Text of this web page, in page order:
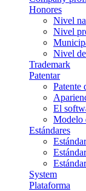
Honores
Nivel
Nivel
Nivel
Trademark
Patentar
Patente
El
Modelo
Estándares
System
Plataforma